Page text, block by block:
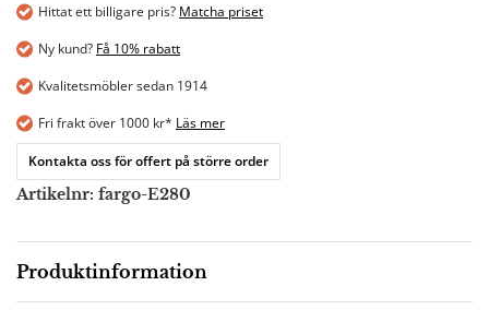
Hittat ett billigare pris? Matcha priset
Ny kund? Få 10% rabatt
Kvalitetsmöbler sedan 1914
Fri frakt över 1000 kr* Läs mer
Kontakta oss för offert på större order
Artikelnr: fargo-E280
Produktinformation